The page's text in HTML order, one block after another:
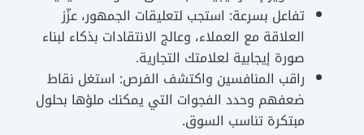
تفاعل بسرعة: استجب لتعليقات الجمهور، عزّز
العلاقة مع العملاء، وعالج الانتقادات بذكاء لبناء
صورة إيجابية لعلامتك التجارية.
راقب المنافسين واكتشف الفرص: استغل نقاط
ضعفهم وحدد الفجوات التي يمكنك ملؤها بحلول
مبتكرة تناسب السوق.